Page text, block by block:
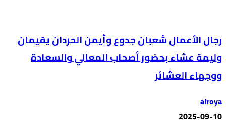
رجال الأعمال شعبان جدوع وأيمن الحردان يقيمان
وليمة عشاء بحضور أصحاب المعالي والسعادة
ووجهاء العشائر
alroya
2025-09-10